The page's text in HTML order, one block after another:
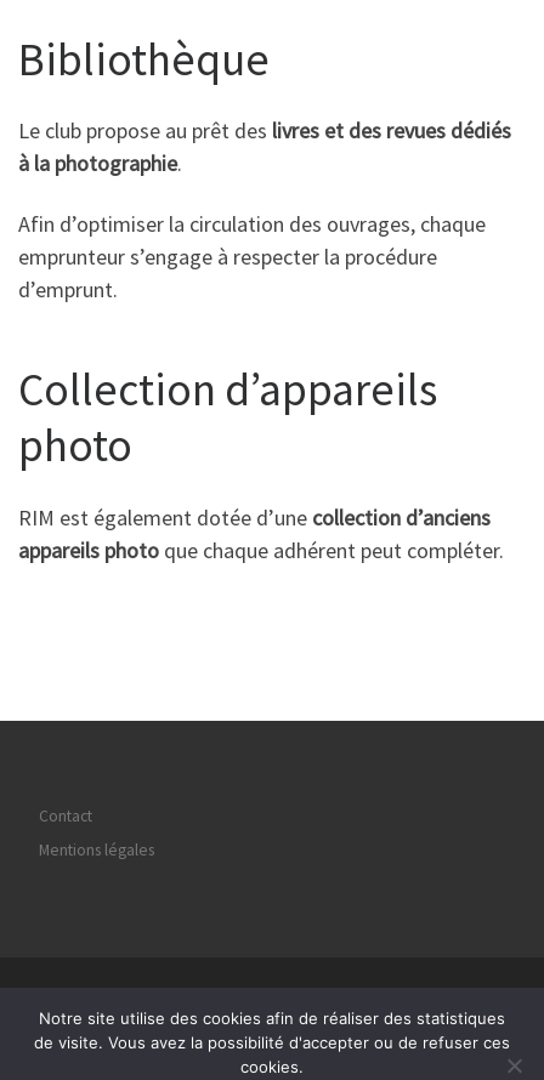
Bibliothèque
Le club propose au prêt des livres et des revues dédiés
à la photographie.
Afin d’optimiser la circulation des ouvrages, chaque
emprunteur s’engage à respecter la procédure
d’emprunt.
Collection d’appareils
photo
RIM est également dotée d’une collection d’anciens
appareils photo que chaque adhérent peut compléter.
Contact
Mentions légales
– Réalisé avec the
Notre site utilise des cookies afin de réaliser des statistiques
de visite. Vous avez la possibilité d'accepter ou de refuser ces
cookies.